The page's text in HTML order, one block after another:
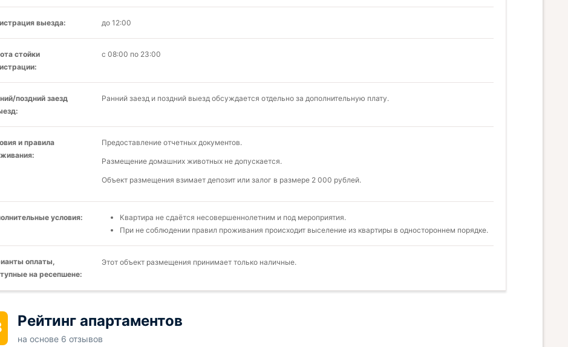
выезда: до 12:00
стойки
с 08:00 по 23:00
поздний заезд
Ранний заезд и поздний выезд обсуждается отдельно за дополнительную плату.
и правила
Предоставление отчетных документов.
Размещение домашних животных не допускается.
Объект размещения взимает депозит или залог в размере 2 000 рублей.
условия:
Квартира не сдаётся несовершеннолетним и под мероприятия.
При не соблюдении правил проживания происходит выселение из квартиры в одностороннем порядке.
оплаты,
на ресепшене:
Этот объект размещения принимает только наличные.
Рейтинг апартаментов
на основе 6 отзывов